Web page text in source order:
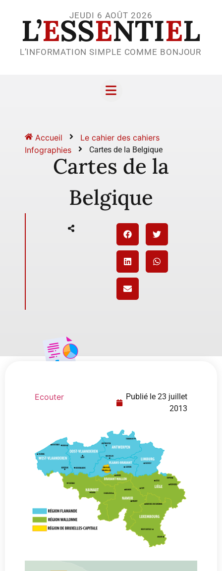
JEUDI 6 AOÛT 2026
L’ESSENTIEL
L’INFORMATION SIMPLE COMME BONJOUR
Accueil
Le cahier des cahiers
Infographies
Cartes de la Belgique
Cartes de la
Belgique
Ecouter Publié le 23 juillet
2013